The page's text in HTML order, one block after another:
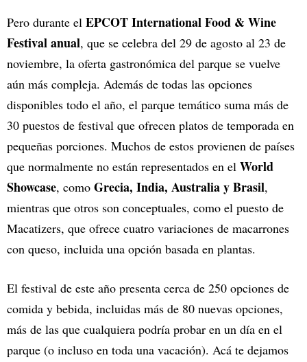
Pero durante el EPCOT International Food & Wine
Festival anual, que se celebra del 29 de agosto al 23 de
noviembre, la oferta gastronómica del parque se vuelve
aún más compleja. Además de todas las opciones
disponibles todo el año, el parque temático suma más de
30 puestos de festival que ofrecen platos de temporada en
pequeñas porciones. Muchos de estos provienen de países
que normalmente no están representados en el World
Showcase, como Grecia, India, Australia y Brasil,
mientras que otros son conceptuales, como el puesto de
Macatizers, que ofrece cuatro variaciones de macarrones
con queso, incluida una opción basada en plantas.
El festival de este año presenta cerca de 250 opciones de
comida y bebida, incluidas más de 80 nuevas opciones,
más de las que cualquiera podría probar en un día en el
parque (o incluso en toda una vacación). Acá te dejamos